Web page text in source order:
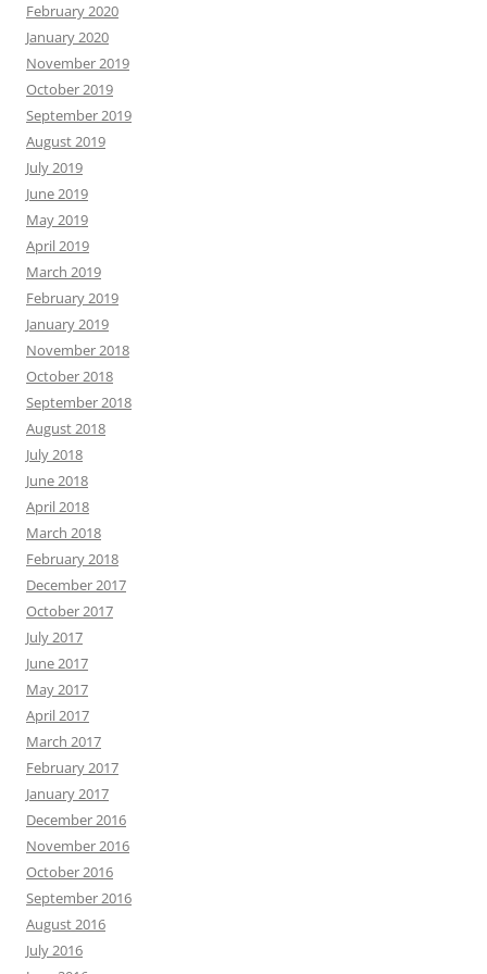
February 2020
January 2020
November 2019
October 2019
September 2019
August 2019
July 2019
June 2019
May 2019
April 2019
March 2019
February 2019
January 2019
November 2018
October 2018
September 2018
August 2018
July 2018
June 2018
April 2018
March 2018
February 2018
December 2017
October 2017
July 2017
June 2017
May 2017
April 2017
March 2017
February 2017
January 2017
December 2016
November 2016
October 2016
September 2016
August 2016
July 2016